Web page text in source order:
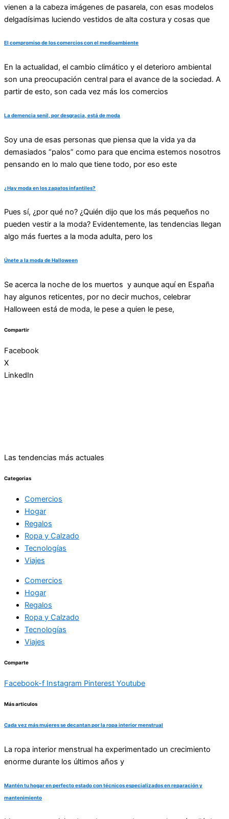
vienen a la cabeza imágenes de pasarela, con esas modelos
delgadísimas luciendo vestidos de alta costura y cosas que
El compromiso de los comercios con el medioambiente
En la actualidad, el cambio climático y el deterioro ambiental
son una preocupación central para el avance de la sociedad. A
partir de esto, son cada vez más los comercios
La demencia senil, por desgracia, está de moda
Soy una de esas personas que piensa que la vida ya da
demasiados “palos” como para que encima estemos nosotros
pensando en lo malo que tiene todo, por eso este
¿Hay moda en los zapatos infantiles?
Pues sí, ¿por qué no? ¿Quién dijo que los más pequeños no
pueden vestir a la moda? Evidentemente, las tendencias llegan
algo más fuertes a la moda adulta, pero los
Únete a la moda de Halloween
Se acerca la noche de los muertos y aunque aquí en España
hay algunos reticentes, por no decir muchos, celebrar
Halloween está de moda, le pese a quien le pese,
Compartir
Facebook
X
LinkedIn
Las tendencias más actuales
Categorias
Comercios
Hogar
Regalos
Ropa y Calzado
Tecnologías
Viajes
Comercios
Hogar
Regalos
Ropa y Calzado
Tecnologías
Viajes
Comparte
Facebook-f Instagram Pinterest Youtube
Más articulos
Cada vez más mujeres se decantan por la ropa interior menstrual
La ropa interior menstrual ha experimentado un crecimiento
enorme durante los últimos años y
Mantén tu hogar en perfecto estado con técnicos especializados en reparación y
mantenimiento